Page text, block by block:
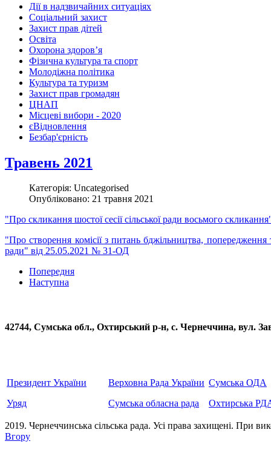
Дії в надзвичайних ситуаціях
Соціальний захист
Захист прав дітей
Освіта
Охорона здоров’я
Фізична культура та спорт
Молодіжна політика
Культура та туризм
Захист прав громадян
ЦНАП
Місцеві вибори - 2020
єВідновлення
Безбар'єрність
Травень 2021
Категорія: Uncategorised
Опубліковано: 21 травня 2021
"Про скликання шостої сесії сільської ради восьмого
"Про створення комісії з питань бджільництва, попередження
ради" від 25.05.2021 № 31-ОД
Попередня
Наступна
42744, Сумська обл., Охтирський р-н, с. Чернеччина,
Президент України
Уряд
Верховна Рада України
Сумська обласна рада
Сумська ОДА
Охтирська
2019. Чернеччинська сільська рада. Усi права захищенi. При
Вгору